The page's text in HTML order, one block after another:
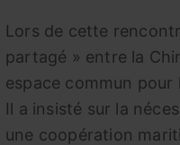
Lors de cette
partagé » entre la
espace commun
Il a insisté sur la
une coopération